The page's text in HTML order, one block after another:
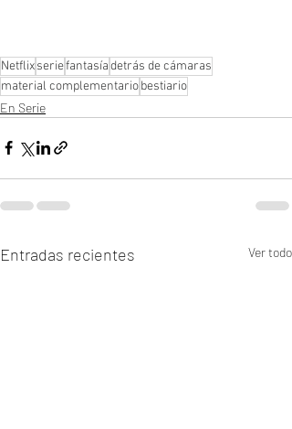
Netflixseriefantasíadetrás de cámaras
material complementariobestiario
En Serie
Entradas recientes Ver todo